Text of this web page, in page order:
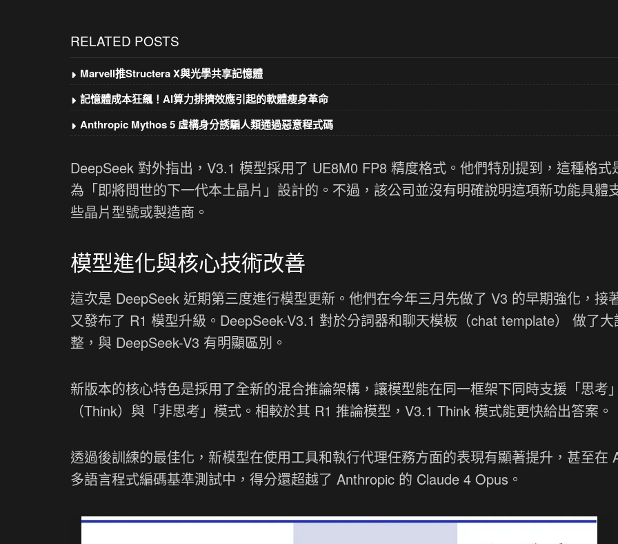
RELATED POSTS
Marvell推Structera X與光學共享記憶體
記憶體成本狂飆！AI算力排擠效應引起的軟體瘦身革命
Anthropic Mythos 5 虛構身分誘騙人類通過惡意程式碼
DeepSeek 對外指出，V3.1 模型採用了 UE8M0 FP8 精度格式。他們特別提到，這種格式
為「即將問世的下一代本土晶片」設計的。不過，該公司並沒有明確說明這項新功能具體
些晶片型號或製造商。
模型進化與核心技術改善
這次是 DeepSeek 近期第三度進行模型更新。他們在今年三月先做了 V3 的早期強化，接
又發布了 R1 模型升級。DeepSeek-V3.1 對於分詞器和聊天模板（chat template） 做了大
整，與 DeepSeek-V3 有明顯區別。
新版本的核心特色是採用了全新的混合推論架構，讓模型能在同一框架下同時支援「思考
（Think）與「非思考」模式。相較於其 R1 推論模型，V3.1 Think 模式能更快給出答案。
透過後訓練的最佳化，新模型在使用工具和執行代理任務方面的表現有顯著提升，甚至在
多語言程式編碼基準測試中，得分還超越了 Anthropic 的 Claude 4 Opus。